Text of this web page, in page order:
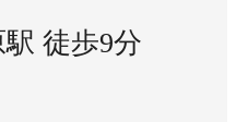
徒歩9分